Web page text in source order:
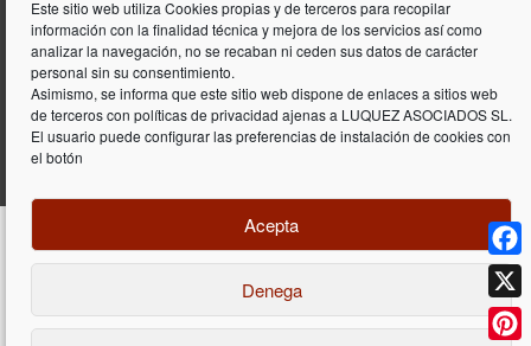
Este sitio web utiliza Cookies propias y de terceros para recopilar
información con la finalidad técnica y mejora de los servicios así como
analizar la navegación, no se recaban ni ceden sus datos de carácter
personal sin su consentimiento.
Asimismo, se informa que este sitio web dispone de enlaces a sitios web
de terceros con políticas de privacidad ajenas a LUQUEZ ASOCIADOS SL.
El usuario puede configurar las preferencias de instalación de cookies con
el botón
Acepta
Denega
Diseño y programación web porDieres.com
| Lúquez Associats SL | ©
2026 All Rights Reserved |Aviso legal
X